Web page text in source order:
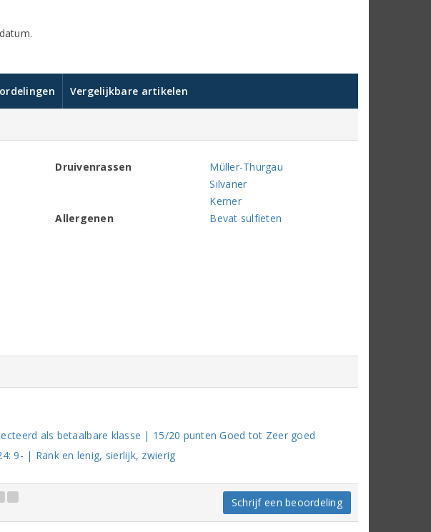
Vergelijkbare artikelen
Druivenrassen
Müller-Thurgau
Silvaner
Kerner
Allergenen
Bevat sulfieten
als betaalbare klasse | 15/20 punten Goed tot Zeer goed
9- | Rank en lenig, sierlijk, zwierig
Schrijf een beoordeling